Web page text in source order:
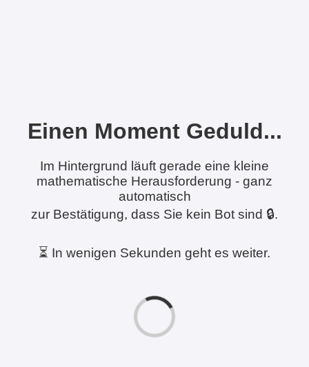
Einen Moment Geduld...
Im Hintergrund läuft gerade eine kleine
mathematische Herausforderung - ganz
automatisch
zur Bestätigung, dass Sie kein Bot sind 🔒.
⏳ In wenigen Sekunden geht es weiter.